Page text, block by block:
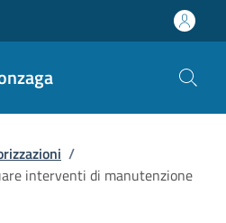
/
interventi di manutenzione